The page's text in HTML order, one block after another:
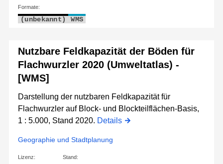
Formate:
(unbekannt) WMS
Nutzbare Feldkapazität der Böden für
Flachwurzler 2020 (Umweltatlas) -
[WMS]
Darstellung der nutzbaren Feldkapazität für
Flachwurzler auf Block- und Blockteilflächen-Basis,
1 : 5.000, Stand 2020. Details
Geographie und Stadtplanung
Lizenz: Stand: